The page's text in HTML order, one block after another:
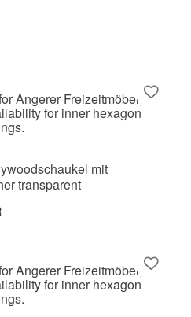
mit
transparent